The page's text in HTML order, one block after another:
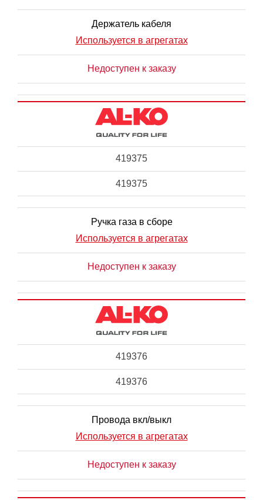
Держатель кабеля
Используется в агрегатах
Недоступен к заказу
419375
419375
Ручка газа в сборе
Используется в агрегатах
Недоступен к заказу
419376
419376
Провода вкл/выкл
Используется в агрегатах
Недоступен к заказу